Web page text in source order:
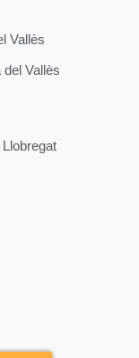
Vallès
Vallès